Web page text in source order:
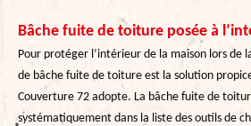
Bâche fuite de toiture posée à
Pour protéger l’intérieur de la maison lors de
de bâche fuite de toiture est la solution
Couverture 72 adopte. La bâche fuite de
systématiquement dans la liste des outils de